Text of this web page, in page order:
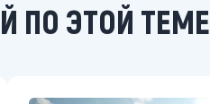
ПО ЭТОЙ ТЕМЕ